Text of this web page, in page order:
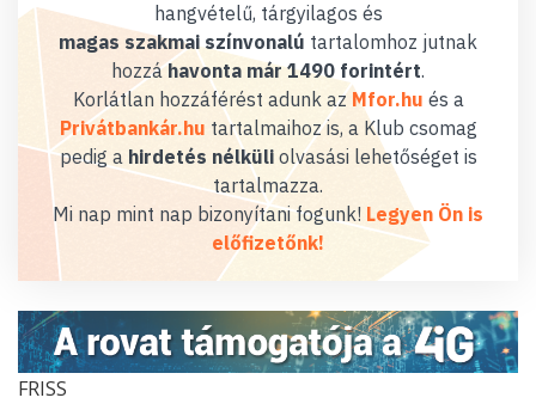
hangvételű, tárgyilagos és
magas szakmai színvonalú tartalomhoz jutnak
hozzáhavonta már 1490 forintért.
Korlátlan hozzáférést adunk az Mfor.hu és a
Privátbankár.hu tartalmaihoz is, a Klub csomag
pedig a hirdetés nélküliolvasási lehetőséget is
tartalmazza.
Mi nap mint nap bizonyítani fogunk! Legyen Ön is
előfizetőnk!
FRISS